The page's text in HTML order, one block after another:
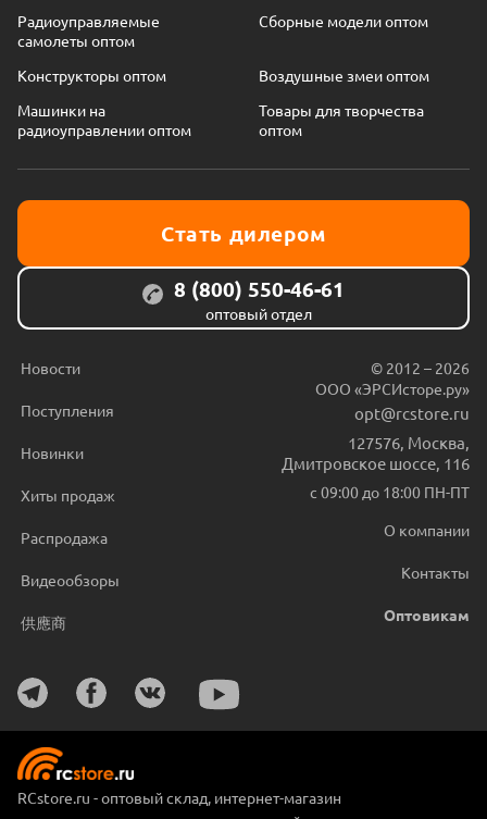
Радиоуправляемые
самолеты оптом
Сборные модели оптом
Конструкторы оптом
Воздушные змеи оптом
Машинки на
радиоуправлении оптом
Товары для творчества
оптом
Стать дилером
8 (800) 550-46-61
оптовый отдел
Новости
Поступления
Новинки
Хиты продаж
Распродажа
Видеообзоры
供應商
© 2012 – 2026
ООО «ЭРСИсторе.ру»
opt@rcstore.ru
127576 Москва
Дмитровское шоссе, 116
с 09:00 до 18:00 ПН-ПТ
О компании
Контакты
Оптовикам
RCstore.ru - оптовый склад, интернет-магазин